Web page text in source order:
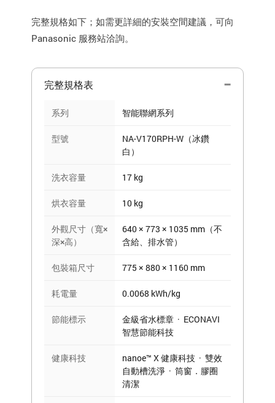
完整規格如下；如需更詳細的安裝空間建議，可向
Panasonic 服務站洽詢。
完整規格表
系列 智能聯網系列
型號
NA-V170RPH-W（冰鑽
白）
洗衣容量 17 kg
烘衣容量 10 kg
外觀尺寸（寬×
深×高）
640 × 773 × 1035 mm（不
含給、排水管）
包裝箱尺寸 775 × 880 × 1160 mm
耗電量 0.0068 kWh/kg
節能標示
金級省水標章 · ECONAVI
智慧節能科技
健康科技
nanoe™ X 健康科技 · 雙效
自動槽洗淨 · 筒窗．膠圈
清潔